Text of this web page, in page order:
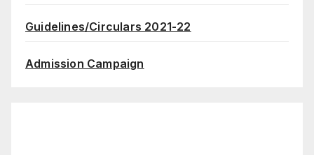
Guidelines/Circulars 2021-22
Admission Campaign